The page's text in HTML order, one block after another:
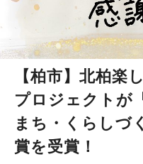
【柏市】北柏楽
プロジェクトが
まち・くらしづ
賞を受賞！